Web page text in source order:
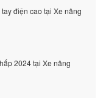
điện cao tại Xe nâng
2024 tại Xe nâng